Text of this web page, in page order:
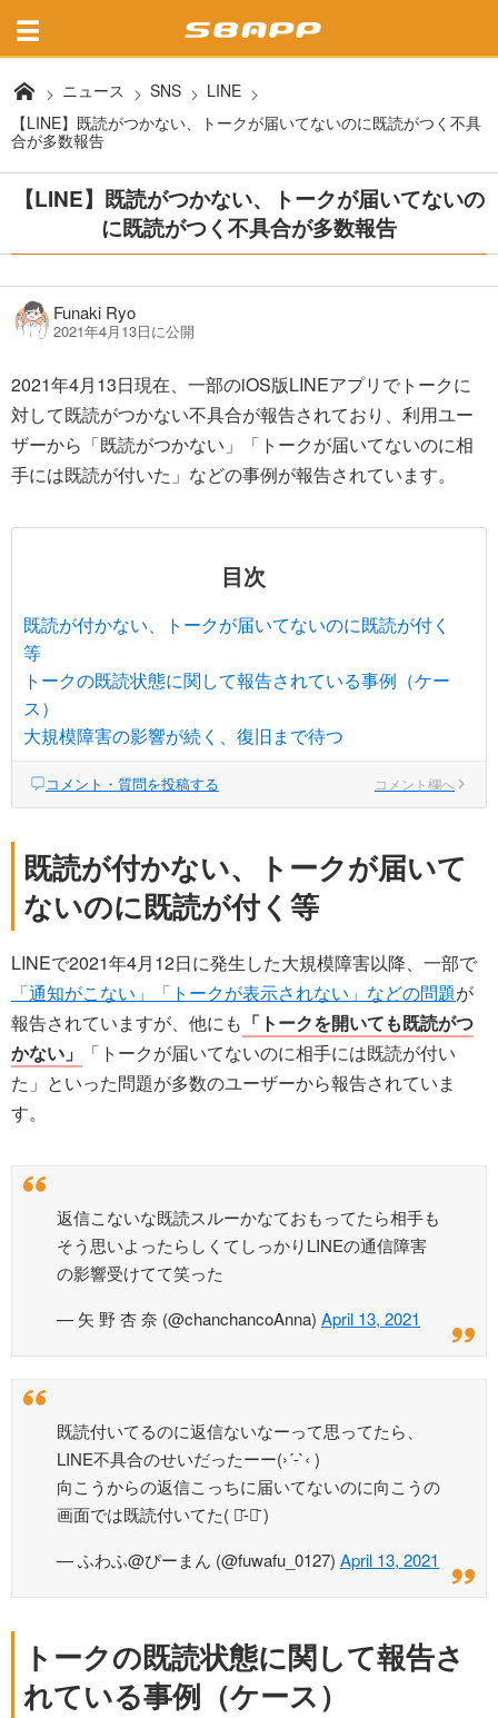
ニュース SNS
LINE
【LINE】既読がつかない、トークが届いてないのに既読がつく不具
合が多数報告
【LINE】既読がつかない、トークが届いてないの
に既読がつく不具合が多数報告
Funaki Ryo
2021年4月13日に公開
2021年4月13日現在、一部のiOS版LINEアプリでトークに
対して既読がつかない不具合が報告されており、利用ユー
ザーから「既読がつかない」「トークが届いてないのに相
手には既読が付いた」などの事例が報告されています。
目次
既読が付かない、トークが届いてないのに既読が付く
等
トークの既読状態に関して報告されている事例（ケー
ス）
大規模障害の影響が続く、復旧まで待つ
コメント・質問を投稿する コメント欄へ
既読が付かない、トークが届いて
ないのに既読が付く等
LINEで2021年4月12日に発生した大規模障害以降、一部で
「通知がこない」「トークが表示されない」などの問題が
報告されていますが、他にも 「トークを開いても既読がつ
かない」
「トークが届いてないのに相手には既読が付い
た」といった問題が多数のユーザーから報告されていま
す。
返信こないな既読スルーかなておもってたら相手も
そう思いよったらしくてしっかりLINEの通信障害
の影響受けてて笑った
— 矢 野 杏 奈 (@chanchancoAnna) April 13, 2021
既読付いてるのに返信ないなーって思ってたら、
LINE不具合のせいだったーー(›´-`‹ )
向こうからの返信こっちに届いてないのに向こうの
画面では既読付いてた( ･᷄-･᷅ )
— ふわふ@ぴーまん (@fuwafu_0127) April 13, 2021
トークの既読状態に関して報告さ
れている事例（ケース）